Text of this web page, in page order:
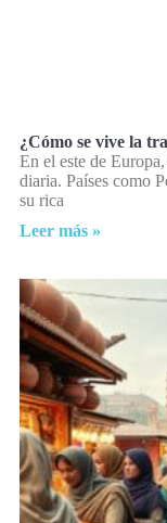
¿Cómo se vive la
En el este de
diaria. Países como
su rica
Leer más »